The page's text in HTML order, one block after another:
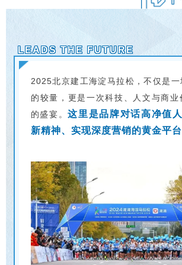
LEADS THE FUTURE
2025北京建工海淀马拉松，不仅是一
的较量，更是一次科技、人文与商业
的盛宴。这里是品牌对话高净值
新精神、实现深度营销的黄金平台